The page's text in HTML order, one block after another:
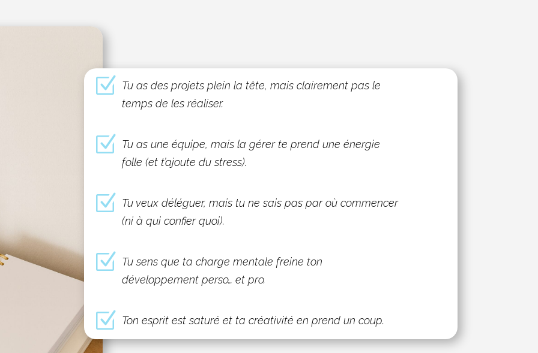
Z Tu as des projets plein la tête, mais clairement pas le
temps de les réaliser.
Z Tu as une équipe, mais la gérer te prend une énergie
folle (et t’ajoute du stress).
Z Tu veux déléguer, mais tu ne sais pas par où commencer
(ni à qui confier quoi).
Z Tu sens que ta charge mentale freine ton
développement perso… et pro.
Z Ton esprit est saturé et ta créativité en prend un coup.